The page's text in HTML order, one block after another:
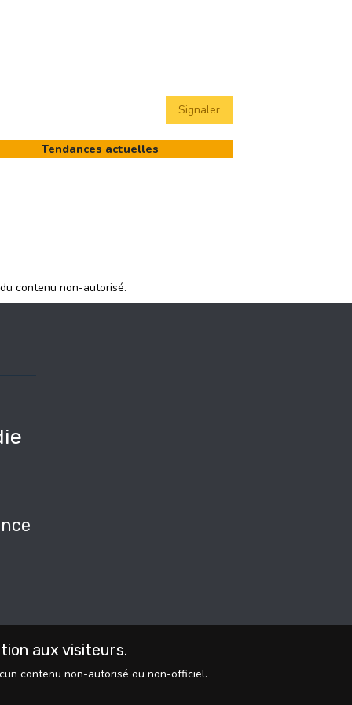
Signaler
Tendances actuelles
contenu non-autorisé.
aux visiteurs.
contenu non-autorisé ou non-officiel.